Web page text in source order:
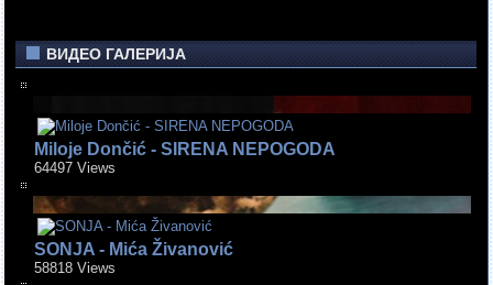
ВИДЕО ГАЛЕРИЈА
Miloje Dončić - SIRENA NEPOGODA
64497 Views
SONJA - Mića Živanović
58818 Views